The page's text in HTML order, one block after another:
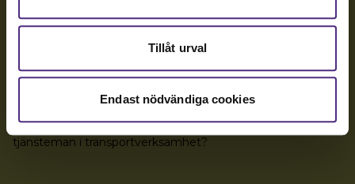
Tillåt urval
Endast nödvändiga cookies
08-442 44 60
Fler kontaktuppgifter
Vi är föreningen för dig som arbetar som chef eller
tjänsteman i transportverksamhet?